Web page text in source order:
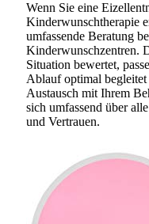
Wenn Sie eine
Kinderwunschtherapie
umfassende Beratung
Kinderwunschzentren.
Situation bewertet,
Ablauf optimal
Austausch mit Ihrem
sich umfassend über
und Vertrauen.